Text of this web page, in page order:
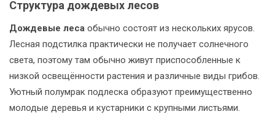
Структура дождевых лесов
Дождевые леса обычно состоят из нескольких ярусов.
Лесная подстилка практически не получает солнечного
света, поэтому там обычно живут приспособленные к
низкой освещённости растения и различные виды грибов.
Уютный полумрак подлеска образуют преимущественно
молодые деревья и кустарники с крупными листьями.